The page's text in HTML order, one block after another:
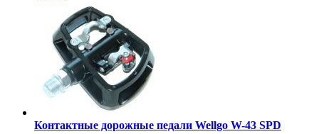
Контактные дорожные педали Wellgo W-43 SPD